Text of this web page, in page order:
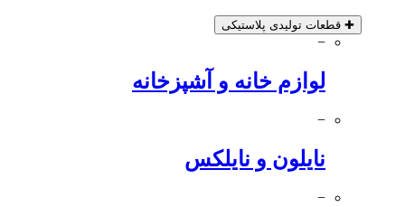
✚ قطعات تولیدی پلاستیکی
−
لوازم خانه و آشپزخانه
−
نایلون و نایلکس
−